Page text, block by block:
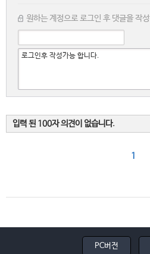
원하는 계정으로 로그인 후 댓글을 작
입력 된 100자 의견이 없습니다.
1
PC버전